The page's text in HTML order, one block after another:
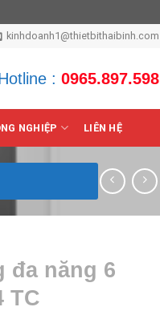
kinhdoanh1@thietbithaibinh.com
: 0965.897.598
NGHIỆP LIÊN HỆ
đa năng 6
TC